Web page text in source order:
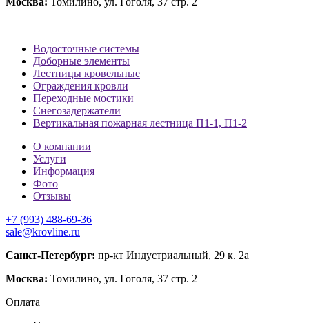
Водосточные системы
Доборные элементы
Лестницы кровельные
Ограждения кровли
Переходные мостики
Снегозадержатели
Вертикальная пожарная лестница П1-1, П1-2
О компании
Услуги
Информация
Фото
Отзывы
+7 (993) 488-69-36
sale@krovline.ru
Санкт-Петербург: пр-кт Индустриальный, 29 к. 2а
Москва: Томилино, ул. Гоголя, 37 стр. 2
Оплата